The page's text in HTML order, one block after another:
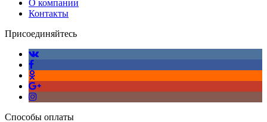
О компании
Контакты
Присоединяйтесь
Способы оплаты